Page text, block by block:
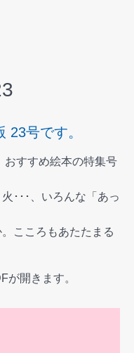
23号です。
おすすめ絵本の特集号
･･･、いろんな「あっ
こころもあたたまる
が開きます。